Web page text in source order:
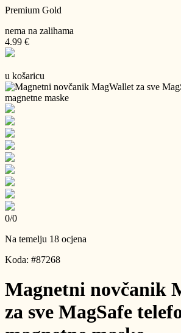
Premium Gold
nema na zalihama
4.99 €
u košaricu
0/0
Na temelju 18 ocjena
Koda: #87268
Magnetni novčanik
za sve MagSafe